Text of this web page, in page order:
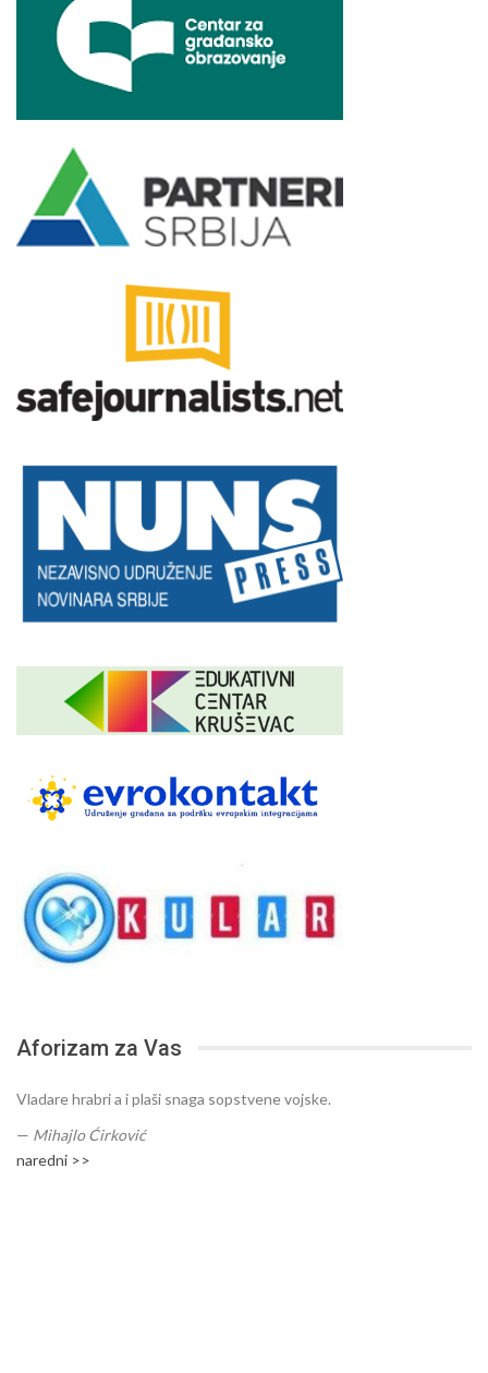
Aforizam za Vas
Vladare hrabri a i plaši snaga sopstvene vojske.
— Mihajlo Ćirković
naredni >>